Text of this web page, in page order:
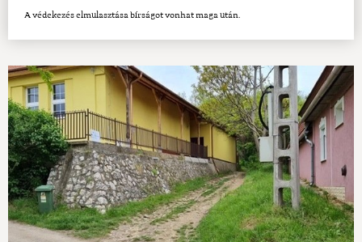
A védekezés elmulasztása bírságot vonhat maga után.